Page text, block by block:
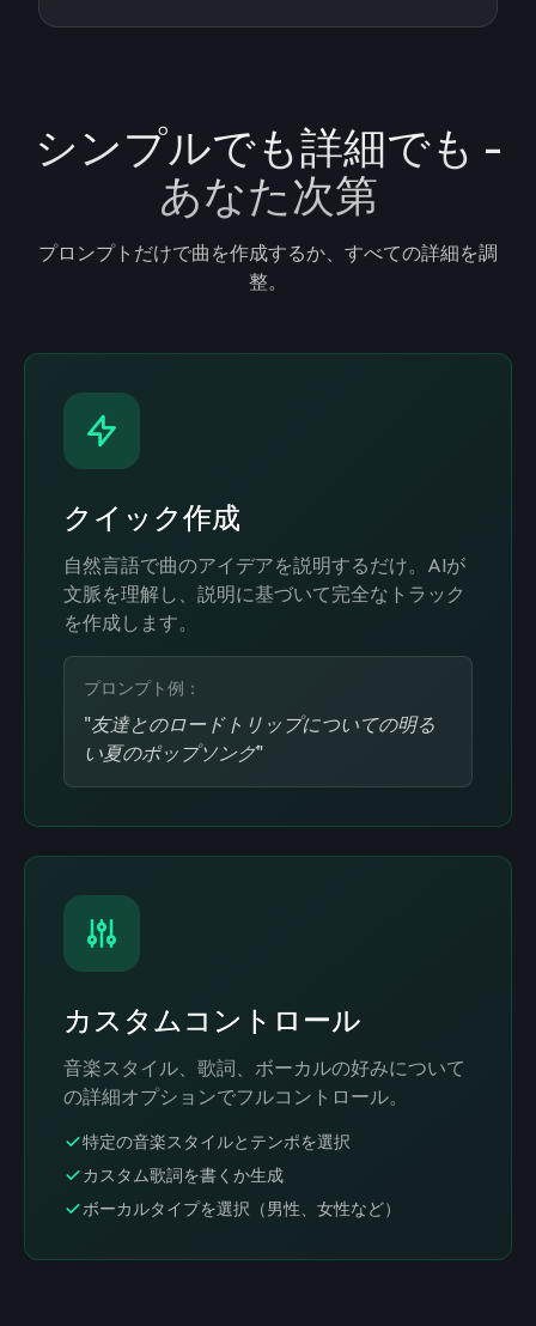
シンプルでも詳細でも -
あなた次第
プロンプトだけで曲を作成するか、すべての詳細を調
整。
クイック作成
自然言語で曲のアイデアを説明するだけ。AIが
文脈を理解し、説明に基づいて完全なトラック
を作成します。
プロンプト例：
"友達とのロードトリップについての明る
い夏のポップソング"
カスタムコントロール
音楽スタイル、歌詞、ボーカルの好みについて
の詳細オプションでフルコントロール。
特定の音楽スタイルとテンポを選択
カスタム歌詞を書くか生成
ボーカルタイプを選択（男性、女性など）